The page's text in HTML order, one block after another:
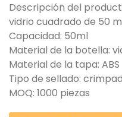
Descripción del
vidrio cuadrado de 50
Capacidad: 50ml
Material de la botella:
Material de la tapa: ABS
Tipo de sellado:
MOQ: 1000 piezas